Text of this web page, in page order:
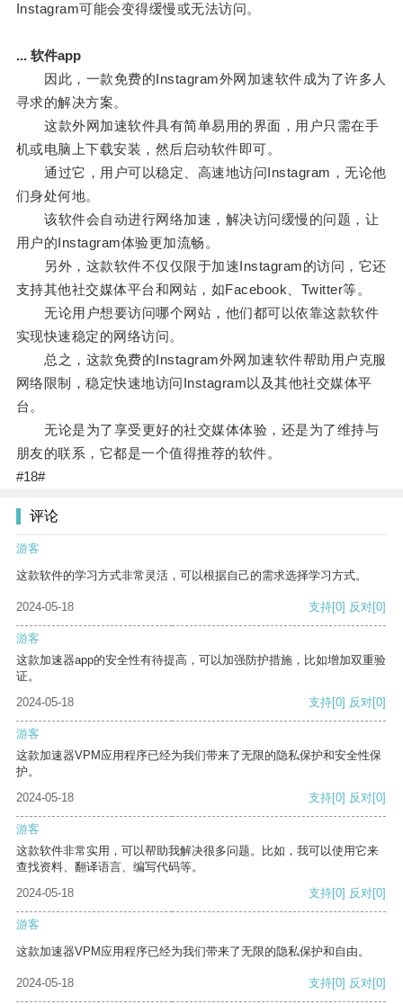
Instagram可能会变得缓慢或无法访问。
... 软件app
因此，一款免费的Instagram外网加速软件成为了许多人
寻求的解决方案。
这款外网加速软件具有简单易用的界面，用户只需在手
机或电脑上下载安装，然后启动软件即可。
通过它，用户可以稳定、高速地访问Instagram，无论他
们身处何地。
该软件会自动进行网络加速，解决访问缓慢的问题，让
用户的Instagram体验更加流畅。
另外，这款软件不仅仅限于加速Instagram的访问，它还
支持其他社交媒体平台和网站，如Facebook、Twitter等。
无论用户想要访问哪个网站，他们都可以依靠这款软件
实现快速稳定的网络访问。
总之，这款免费的Instagram外网加速软件帮助用户克服
网络限制，稳定快速地访问Instagram以及其他社交媒体平
台。
无论是为了享受更好的社交媒体体验，还是为了维持与
朋友的联系，它都是一个值得推荐的软件。
#18#
评论
游客
这款软件的学习方式非常灵活，可以根据自己的需求选择学习方式。
2024-05-18 支持[0] 反对[0]
游客
这款加速器app的安全性有待提高，可以加强防护措施，比如增加双重验
证。
2024-05-18
支持[0] 反对[0]
游客
这款加速器VPM应用程序已经为我们带来了无限的隐私保护和安全性保
护。
2024-05-18
支持[0] 反对[0]
游客
这款软件非常实用，可以帮助我解决很多问题。比如，我可以使用它来
查找资料、翻译语言、编写代码等。
2024-05-18
支持[0] 反对[0]
游客
这款加速器VPM应用程序已经为我们带来了无限的隐私保护和自由。
2024-05-18 支持[0] 反对[0]